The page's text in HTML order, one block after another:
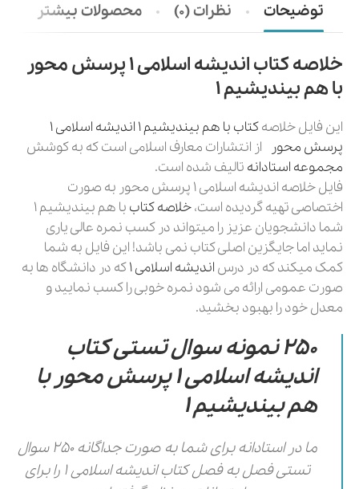
توضیحات نظرات (0) محصولات بیشتر
خلاصه کتاب اندیشه اسلامی 1 پرسش محور
با هم بیندیشیم 1
این فایل خلاصه
کتاب با هم بیندیشیم 1 اندیشه اسلامی 1
پرسش محور
از انتشارات معارف اسلامی است که به کوشش
مجموعه استادانه تالیف شده است.
فایل خلاصه اندیشه اسلامی 1 پرسش محور به صورت
اختصاصی تهیه گردیده است،خلاصه کتاب
با هم بیندیشیم 1
شما دانشجویان عزیز را میتواند در کسب نمره عالی یاری
نماید اما جایگزین اصلی کتاب نمی باشد! این فایل به شما
کمک میکند که در درس اندیشه اسلامی 1 که در دانشگاه ها به
صورت عمومی ارائه می شود نمره خوبی را کسب نمایید و
معدل خود را بهبود بخشید.
250 نمونه سوال تستی کتاب
اندیشه اسلامی 1 پرسش محور با
هم بیندیشیم 1
ما در استادانه برای شما به صورت جداگانه 250 سوال
تستی فصل به فصل کتاب اندیشه اسلامی 1 را برای